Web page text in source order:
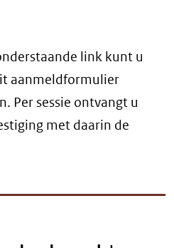
link kunt u
aanmeldformulier
Per sessie ontvangt u
met daarin de